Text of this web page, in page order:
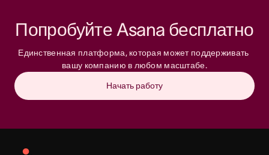
Попробуйте Asana бесплатно
Единственная платформа, которая может поддерживать
вашу компанию в любом масштабе.
Начать работу